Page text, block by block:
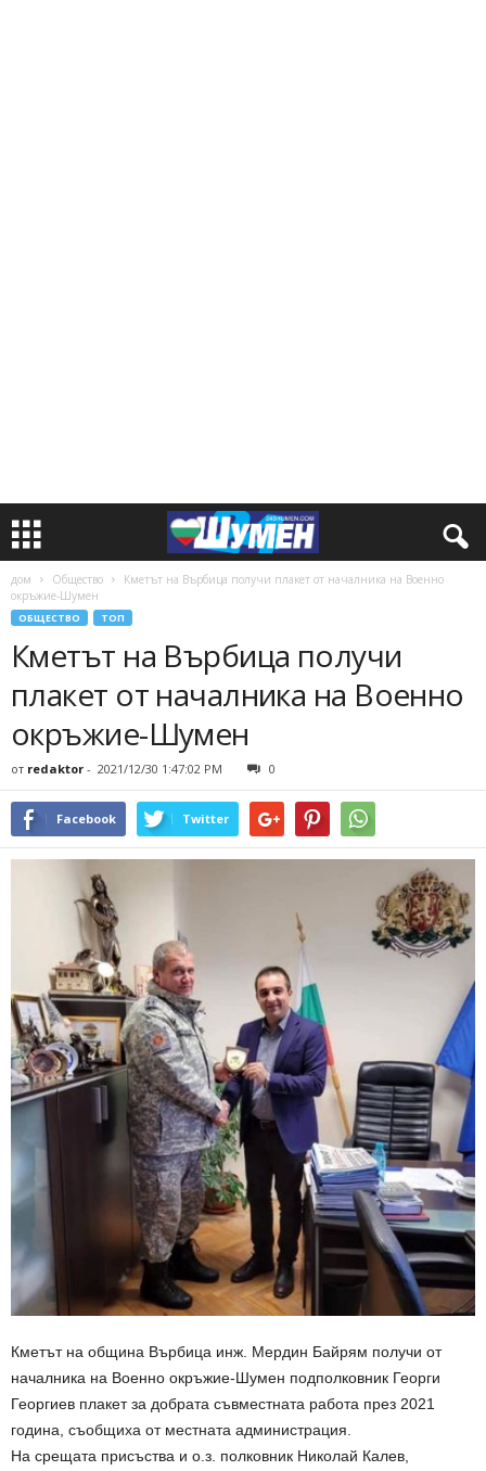
дом Общество
Кметът на Върбица получи плакет от началника на Военно
окръжие-Шумен
ОБЩЕСТВО ТОП
Кметът на Върбица получи
плакет от началника на Военно
окръжие-Шумен
от redaktor - 2021/12/30 1:47:02 PM 0
Facebook Twitter
Кметът на община Върбица инж. Мердин Байрям получи от
началника на Военно окръжие-Шумен подполковник Георги
Георгиев плакет за добрата съвместната работа през 2021
година, съобщиха от местната администрация.
На срещата присъства и о.з. полковник Николай Калев,